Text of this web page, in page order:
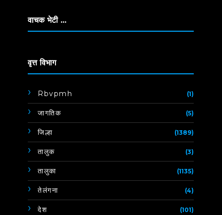
वाचक भेटी ...
वृत्त विभाग
Rbvpmh (1)
जागतिक (5)
जिल्हा (1389)
तालुक (3)
तालुका (1135)
तेलंगना (4)
देश (101)